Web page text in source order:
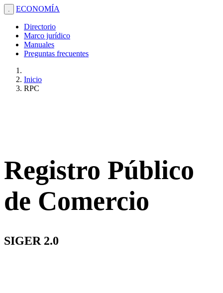
. ECONOMÍA
Directorio
Marco jurídico
Manuales
Preguntas frecuentes
Inicio
RPC
Registro Público
de Comercio
SIGER 2.0